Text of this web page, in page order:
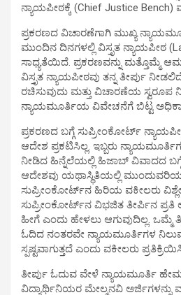
ನ್ಯಾಯಪೀಠಕ್ಕೆ (Chief Justice
ಪ್ರಕರಣದ ವಿಚಾರಣೆಗಾಗಿ ಮುಖ್ಯ
ಮುಂದಿನ ದಿನಗಳಲ್ಲಿ ವಿಸ್ತೃತ ನ್ಯಾಯಪೀಠ
ಸಾಧ್ಯತೆಯಿದೆ. ಪ್ರಕರಣವನ್ನು ಮತ್ತೊಮ್ಮೆ
ವಿಸ್ತೃತ ನ್ಯಾಯಪೀಠವು ತನ್ನ ತೀರ್ಪು
ರಚಿಸುವುದು ಮತ್ತು ವಿಚಾರಣೆಯ ಸ್ವರೂಪ
ನ್ಯಾಯಮೂರ್ತಿಯ ವಿವೇಚನೆಗೆ ಬಿಟ್ಟ
ಪ್ರಕರಣದ ಬಗ್ಗೆ ಸುಪ್ರೀಂಕೋರ್ಟ್
ಆದೇಶ ಪ್ರಕಟಿಸಿಲ್ಲ. ಇಬ್ಬರು
ನೀಡಿದ ಹಿನ್ನೆಲೆಯಲ್ಲಿ ಹಿಜಾಬ್ ವಿವಾದದ
ಆದೇಶವು ಯಥಾಸ್ಥಿತಿಯಲ್ಲಿ
ಸುಪ್ರೀಂಕೋರ್ಟ್​ನ ಹಿರಿಯ ವಕೀಲರು
ಸುಪ್ರೀಂಕೋರ್ಟ್​ನ ವಿಭಜಿತ ತೀರ್ಪಿನ ಪ್ರತಿ
ಹೀಗೆ ಎಂದು ಹೇಳಲು ಆಗುವುದಿಲ್ಲ. ಒಮ್ಮೆ
ಓದಿದ ನಂತರವೇ ನ್ಯಾಯಮೂರ್ತಿಗಳ
ಸ್ಪಷ್ಟವಾಗುತ್ತದೆ ಎಂದು ವಕೀಲರು
ತೀರ್ಪು ಓದುವ ವೇಳೆ ನ್ಯಾಯಮೂರ್ತಿ
ವಿದ್ಯಾರ್ಥಿನಿಯರ ಮೇಲ್ಮನವಿ‌ ಅರ್ಜಿಗಳನ್ನು